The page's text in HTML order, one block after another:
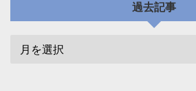
過去記事